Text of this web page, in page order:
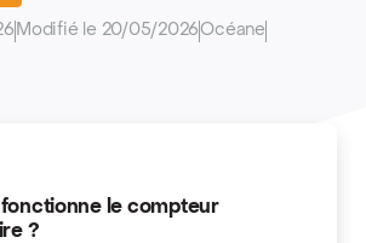
Modifié le 20/05/2026Océane
le compteur
?